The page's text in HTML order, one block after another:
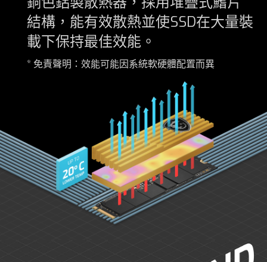
結構，能有效散熱並使SSD在大量裝
載下保持最佳效能。
* 免責聲明：效能可能因系統軟硬體配置而異